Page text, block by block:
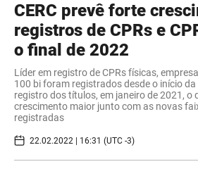
CERC prevê forte
registros de CPRs e
o final de 2022
Líder em registro de CPRs físicas,
100 bi foram registrados desde o início
registro dos títulos, em janeiro de 2021, o
crescimento maior junto com as novas
registradas
22.02.2022 | 16:31 (UTC -3)